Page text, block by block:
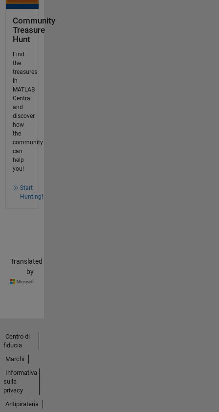
Community
Treasure
Hunt
Find
the
treasures
in
MATLAB
Central
and
discover
how
the
community
can
help
you!
Start
Hunting!
Translated
by
Centro di
fiducia
Marchi
Informativa
sulla
privacy
Antipirateria